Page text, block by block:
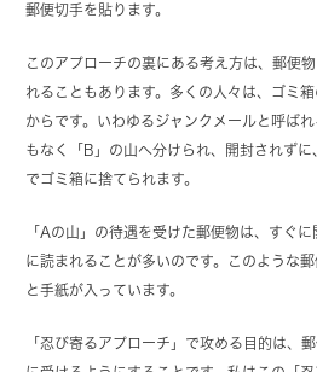
郵便切手を貼ります。
このアプローチの裏にある考え方は、郵便
れることもあります。多くの人々は、ゴミ
からです。いわゆるジャンクメールと呼ば
もなく「B」の山へ分けられ、開封されず
でゴミ箱に捨てられます。
「Aの山」の待遇を受けた郵便物は、すぐ
に読まれることが多いのです。このような
と手紙が入っています。
「忍び寄るアプローチ」で攻める目的は、